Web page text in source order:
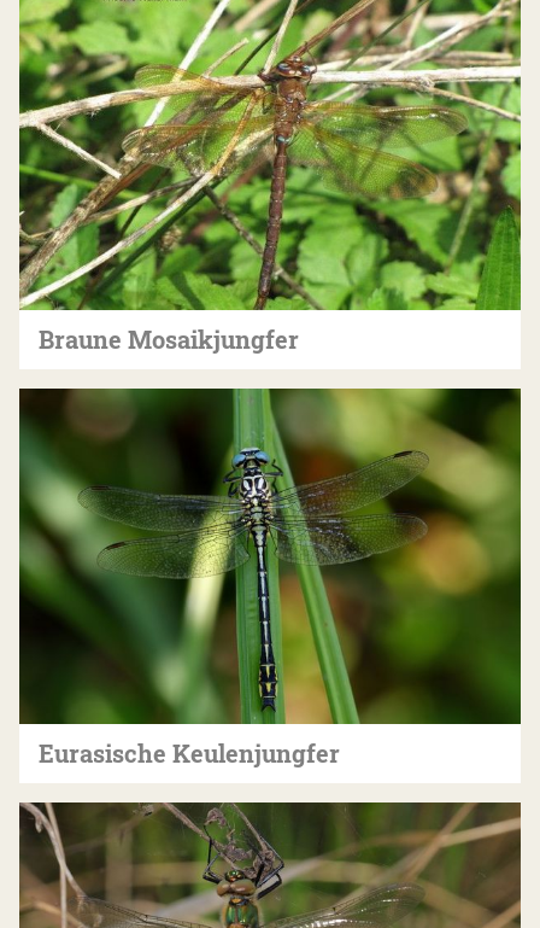
Braune Mosaikjungfer
Eurasische Keulenjungfer